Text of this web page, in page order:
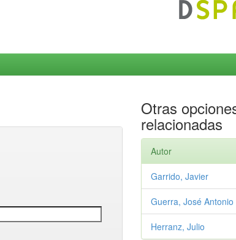
Otras
relacionadas
Autor
Garrido, Javier
Guerra, José Antonio
Herranz, Julio